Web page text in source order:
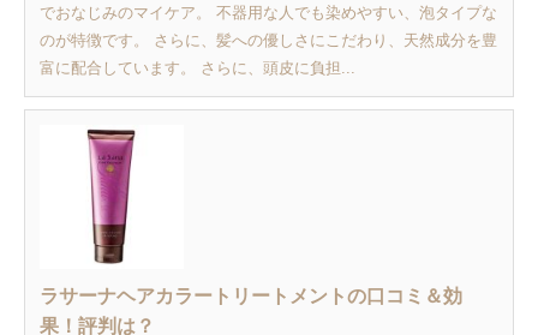
でおなじみのマイケア。 不器用な人でも染めやすい、泡タイプな
のが特徴です。 さらに、髪への優しさにこだわり、天然成分を豊
富に配合しています。 さらに、頭皮に負担...
ラサーナヘアカラートリートメントの口コミ＆効
果！評判は？